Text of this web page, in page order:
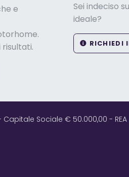
e
Sei indeciso
ideale?
RICHIEDI
- Capitale Sociale € 50.000,00 - REA